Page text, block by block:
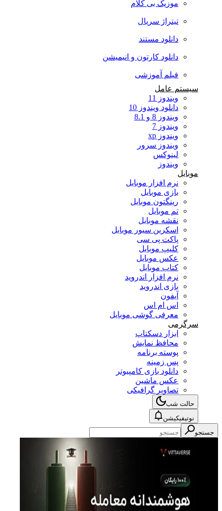
موزیک بی کلام
تیتراژ سریال
دانلود مستند
دانلود کارتون و انیمیشن
فیلم آموزشی
سیستم عامل
ویندوز 11
دانلود ویندوز 10
ویندوز 8 و 8.1
ویندوز 7
ویندوز xp
ویندوز سرور
لینوکس
ویندوز
موبایل
نرم افزار موبایل
بازی موبایل
رینگتون موبایل
تم موبایل
نقشه موبایل
اسکرین سیور موبایل
پاکت پی سی
کلیپ موبایل
عکس موبایل
کتاب موبایل
نرم افزار اندروید
بازی اندروید
آیفون
اس ام اس
معرفی گوشی موبایل
سرگرمی
ابزار دسکتاپ
محافظ نمایش
پوسته برنامه
پس زمینه
دانلود بازی کامپیوتر
عکس ماشین
تصاویر گرافیکی
حالت شب
نوتیفیکیشن
جستجو